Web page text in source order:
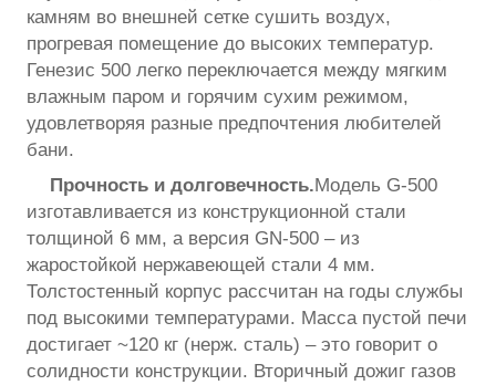
камням во внешней сетке сушить воздух,
прогревая помещение до высоких температур.
Генезис 500 легко переключается между мягким
влажным паром и горячим сухим режимом,
удовлетворяя разные предпочтения любителей
бани.
Прочность и долговечность.Модель G-500
изготавливается из конструкционной стали
толщиной 6 мм, а версия GN-500 – из
жаростойкой нержавеющей стали 4 мм.
Толстостенный корпус рассчитан на годы службы
под высокими температурами. Масса пустой печи
достигает ~120 кг (нерж. сталь) – это говорит о
солидности конструкции. Вторичный дожиг газов